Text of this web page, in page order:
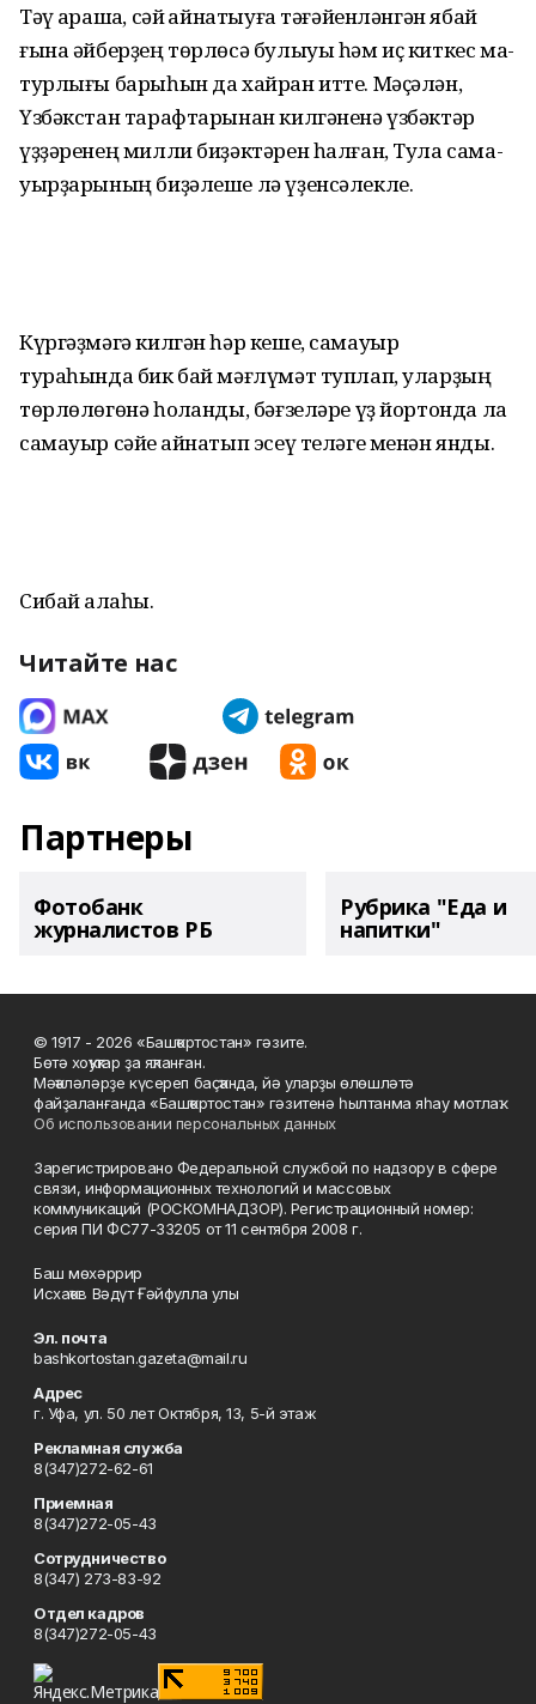
Тәү ҡарашҡа, сәй ҡайнатыуға тәғәйенләнгән ябай
ғына әйберҙең төрлөсә булыуы һәм иҫ киткес ма­
турлығы барыһын да хайран итте. Мәҫәлән,
Үзбәкстан тарафтарынан килгәненә үзбәктәр
үҙҙә­ренең милли биҙәктәрен һалған, Тула сама­
уыр­ҙарының биҙәлеше лә үҙен­сәлекле.
Күргәҙмәгә килгән һәр кеше, самауыр
тураһында бик бай мәғлүмәт туплап, уларҙың
төрлөлөгөнә һоҡ­ланды, бәғзеләре үҙ йортонда ла
самауыр сәйе ҡайнатып эсеү теләге менән янды.
Сибай ҡалаһы.
Читайте нас
Партнеры
Фотобанк
журналистов РБ
Рубрика "Еда и
напитки"
© 1917 - 2026 «Башҡортостан» гәзите.
Бөтә хоҡуҡтар ҙа яҡланған.
Мәҡәләләрҙе күсереп баҫҡанда, йә уларҙы өлөшләтә
файҙаланғанда «Башҡортостан» гәзитенә һылтанма яһау мотлаҡ.
Об использовании персональных данных
Зарегистрировано Федеральной службой по надзору в сфере
связи, информационных технологий и массовых
коммуникаций (РОСКОМНАДЗОР). Регистрационный номер:
серия ПИ ФС77-33205 от 11 сентября 2008 г.
Баш мөхәррир
Исхаҡов Вәдүт Ғәйфулла улы
Эл. почта
bashkortostan.gazeta@mail.ru
Адрес
г. Уфа, ул. 50 лет Октября, 13, 5-й этаж
Рекламная служба
8(347)272-62-61
Приемная
8(347)272-05-43
Сотрудничество
8(347) 273-83-92
Отдел кадров
8(347)272-05-43